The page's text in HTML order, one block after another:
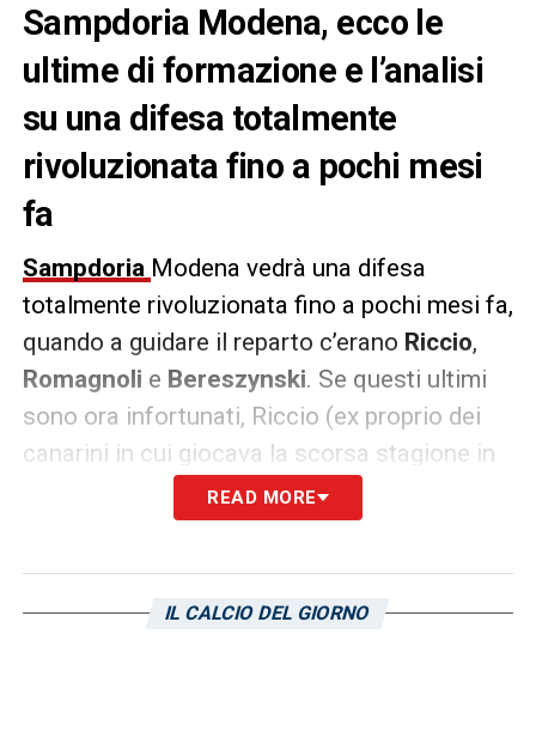
Sampdoria Modena, ecco le
ultime di formazione e l’analisi
su una difesa totalmente
rivoluzionata fino a pochi mesi
fa
Sampdoria Modena vedrà una difesa
totalmente rivoluzionata fino a pochi mesi fa,
quando a guidare il reparto c’erano Riccio,
Romagnoli e Bereszynski. Se questi ultimi
sono ora infortunati, Riccio (ex proprio dei
canarini in cui giocava la scorsa stagione in
prestito dalla Juventus) sarà della gara con i
nuovi acquistiMarco Curtocome braccetto
guidare la retroguardia al centro. Questo il
READ MORE
IL CALCIO DEL GIORNO